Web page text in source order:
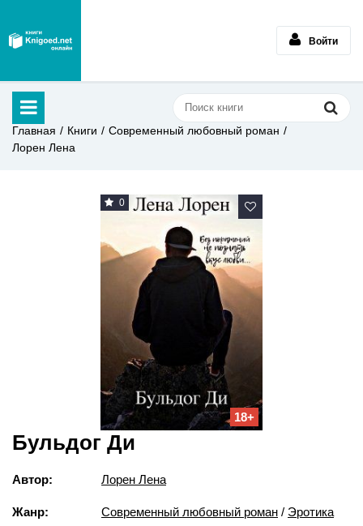
Войти
Главная Книги
Современный любовный роман
Лорен Лена
0
18+
Бульдог Ди
Автор: Лорен Лена
Жанр: Современный любовный роман / Эротика